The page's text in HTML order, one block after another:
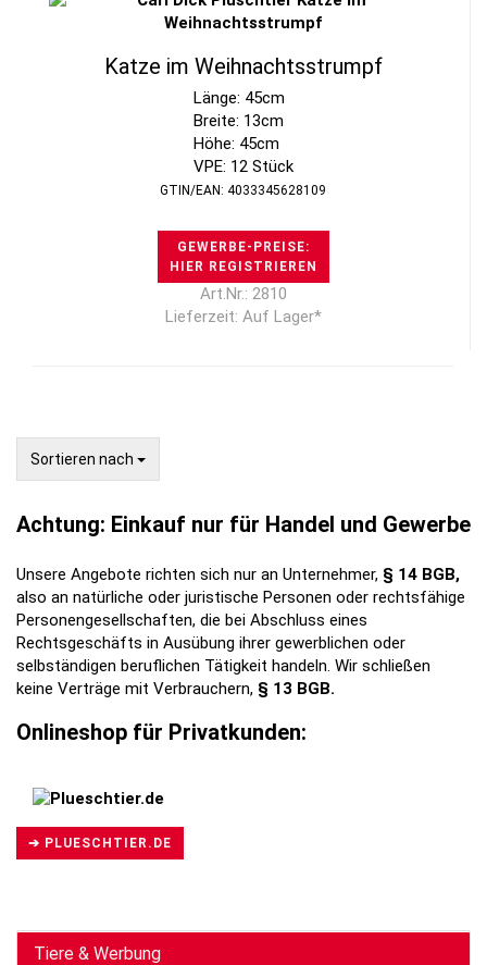
Katze im Weihnachtsstrumpf
Länge: 45cm
Breite: 13cm
Höhe: 45cm
VPE: 12 Stück
GTIN/EAN: 4033345628109
GEWERBE-PREISE:
HIER REGISTRIEREN
Art.Nr.: 2810
Lieferzeit: Auf Lager*
Sortieren nach
Sortieren nach
Achtung: Einkauf nur für Handel und Gewerbe
Unsere Angebote richten sich nur an Unternehmer, § 14 BGB,
also an natürliche oder juristische Personen oder rechtsfähige
Personengesellschaften, die bei Abschluss eines
Rechtsgeschäfts in Ausübung ihrer gewerblichen oder
selbständigen beruflichen Tätigkeit handeln. Wir schließen
keine Verträge mit Verbrauchern, § 13 BGB.
Onlineshop für Privatkunden:
➔ PLUESCHTIER.DE
Tiere & Werbung